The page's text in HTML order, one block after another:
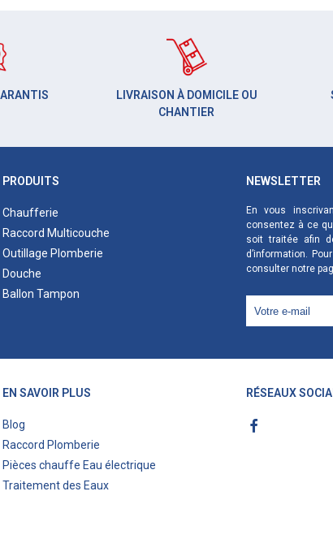
LIVRAISON À DOMICILE OU
CHANTIER
PRODUITS
Chaufferie
Raccord Multicouche
Outillage Plomberie
Douche
Ballon Tampon
NEWSLETTER
En vous
consentez à ce
soit traitée afin
d’information.
consulter notre
EN SAVOIR PLUS
Blog
Raccord Plomberie
Pièces chauffe Eau électrique
Traitement des Eaux
RÉSEAUX